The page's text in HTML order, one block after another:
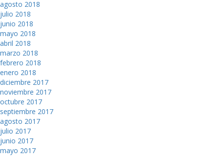
agosto 2018
julio 2018
junio 2018
mayo 2018
abril 2018
marzo 2018
febrero 2018
enero 2018
diciembre 2017
noviembre 2017
octubre 2017
septiembre 2017
agosto 2017
julio 2017
junio 2017
mayo 2017